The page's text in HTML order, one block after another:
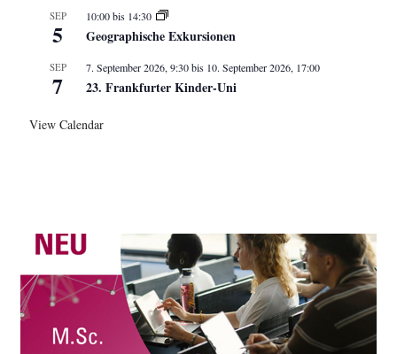
SEP
5
10:00bis 14:30
Geographische Exkursionen
SEP
7
7. September 2026, 9:30bis 10. September 2026, 17:00
23. Frankfurter Kinder-Uni
View Calendar